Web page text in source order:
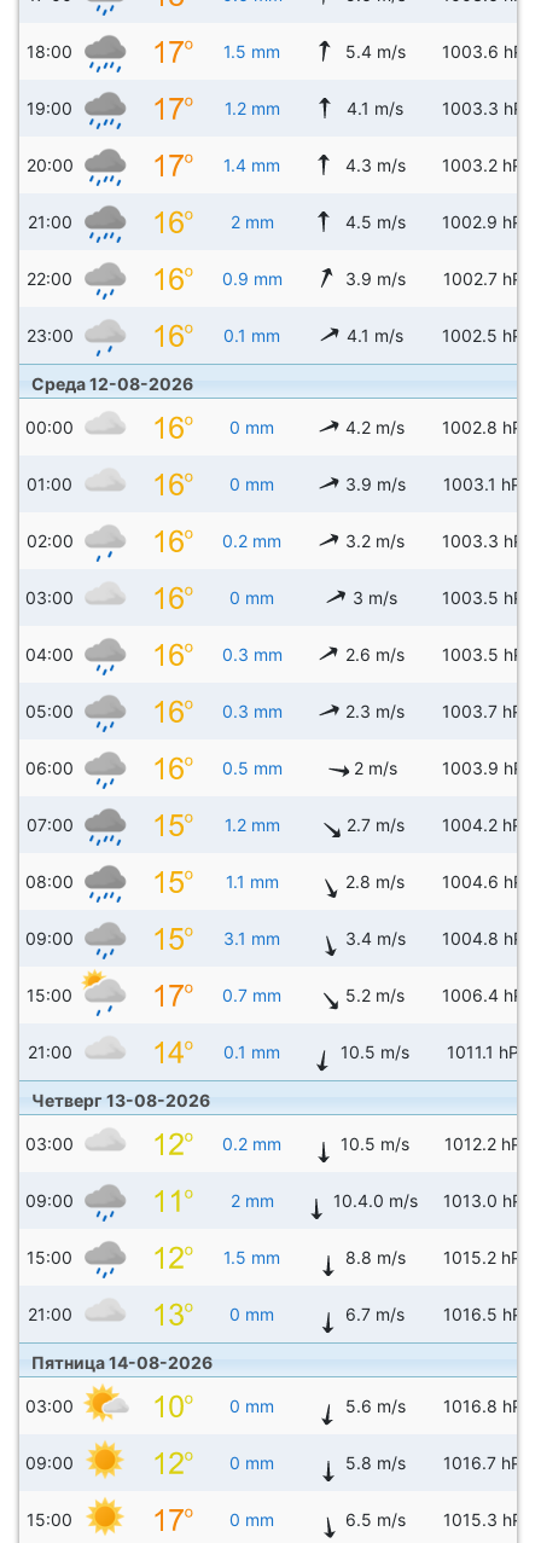
18:00 1.5 mm 5.4 m/s 1003.6 hPa
19:00 1.2 mm 4.1 m/s 1003.3 hPa
20:00 1.4 mm 4.3 m/s 1003.2 hPa
21:00 2 mm 4.5 m/s 1002.9 hPa
22:00 0.9 mm 3.9 m/s 1002.7 hPa
23:00 0.1 mm 4.1 m/s 1002.5 hPa
Среда 12-08-2026
00:00 0 mm 4.2 m/s 1002.8 hPa
01:00 0 mm 3.9 m/s 1003.1 hPa
02:00 0.2 mm 3.2 m/s 1003.3 hPa
03:00 0 mm 3 m/s 1003.5 hPa
04:00 0.3 mm 2.6 m/s 1003.5 hPa
05:00 0.3 mm 2.3 m/s 1003.7 hPa
06:00 0.5 mm 2 m/s 1003.9 hPa
07:00 1.2 mm 2.7 m/s 1004.2 hPa
08:00 1.1 mm 2.8 m/s 1004.6 hPa
09:00 3.1 mm 3.4 m/s 1004.8 hPa
15:00 0.7 mm 5.2 m/s 1006.4 hPa
21:00 0.1 mm 10.5 m/s 1011.1 hPa
Четверг 13-08-2026
03:00 0.2 mm 10.5 m/s 1012.2 hPa
09:00 2 mm 10.4.0 m/s 1013.0 hPa
15:00 1.5 mm 8.8 m/s 1015.2 hPa
21:00 0 mm 6.7 m/s 1016.5 hPa
Пятница 14-08-2026
03:00 0 mm 5.6 m/s 1016.8 hPa
09:00 0 mm 5.8 m/s 1016.7 hPa
15:00 0 mm 6.5 m/s 1015.3 hPa